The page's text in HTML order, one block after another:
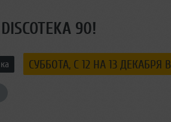
90!
СУББОТА, C 12 НА 13 ДЕКАБРЯ